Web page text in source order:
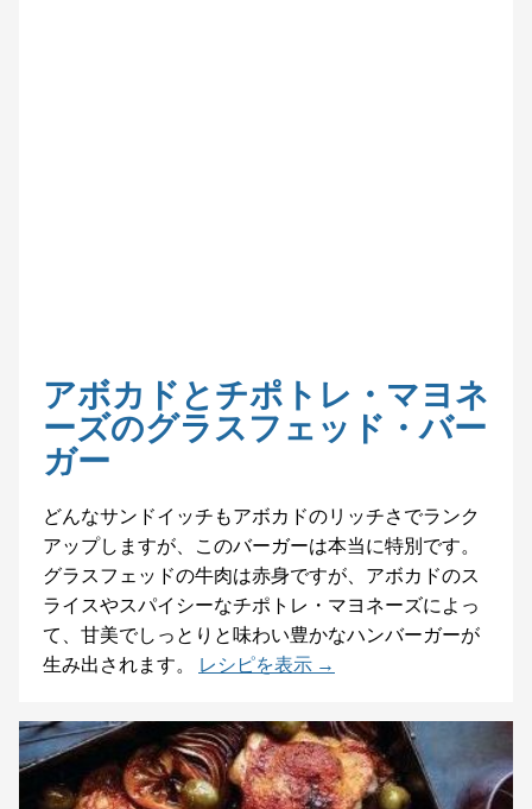
アボカドとチポトレ・マヨネ
ーズのグラスフェッド・バー
ガー
どんなサンドイッチもアボカドのリッチさでランク
アップしますが、このバーガーは本当に特別です。
グラスフェッドの牛肉は赤身ですが、アボカドのス
ライスやスパイシーなチポトレ・マヨネーズによっ
て、甘美でしっとりと味わい豊かなハンバーガーが
生み出されます。
レシピを表示 →